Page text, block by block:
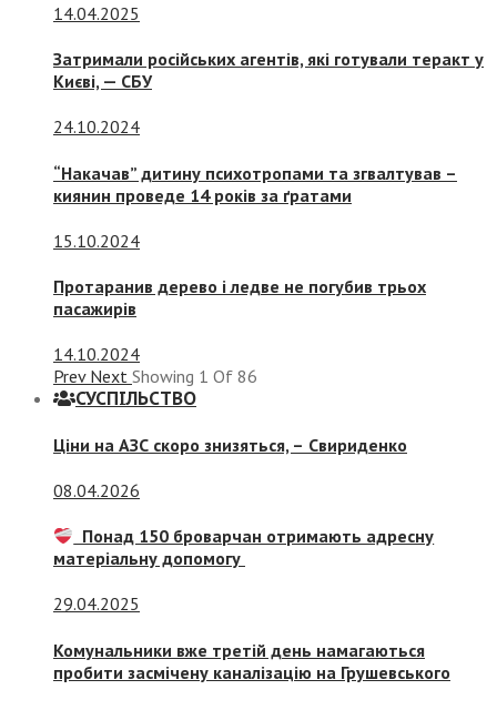
14.04.2025
Затримали російських агентів, які готували теракт у
Києві, — СБУ
24.10.2024
“Накачав” дитину психотропами та згвалтував –
киянин проведе 14 років за ґратами
15.10.2024
Протаранив дерево і ледве не погубив трьох
пасажирів
14.10.2024
Prev Next Showing 1 Of 86
СУСПIЛЬСТВО
Ціни на АЗС скоро знизяться, – Свириденко
08.04.2026
Понад 150 броварчан отримають адресну
матеріальну допомогу
29.04.2025
Комунальники вже третій день намагаються
пробити засмічену каналізацію на Грушевського